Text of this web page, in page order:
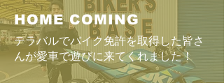
HOME COMING
テラバルでバイク免許を取得した皆さ
んが愛車で遊びに来てくれました！